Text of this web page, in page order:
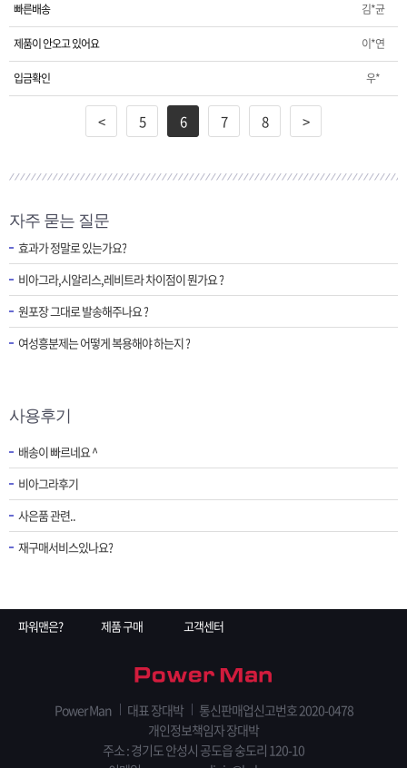
빠른배송 김*균
제품이 안오고 있어요 이*연
입금확인 우*
< 5 6 7 8 >
자주 묻는 질문
효과가 정말로 있는가요?
비아그라,시알리스,레비트라 차이점이 뭔가요 ?
원포장 그대로 발송해주나요 ?
여성흥분제는 어떻게 복용해야 하는지 ?
사용후기
배송이 빠르네요 ^
비아그라후기
사은품 관련..
재구매서비스있나요?
파워맨은? 제품 구매 고객센터
Power Man 대표 장대박
통신판매업신고번호 2020-0478
개인정보책임자 장대박
주소 : 경기도 안성시 공도읍 숭도리 120-10